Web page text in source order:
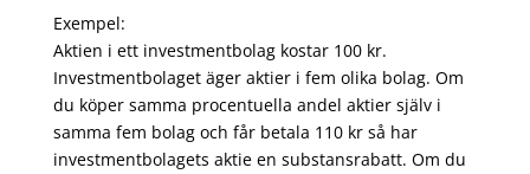
Exempel:
Aktien i ett investmentbolag kostar 100 kr.
Investmentbolaget äger aktier i fem olika bolag. Om
du köper samma procentuella andel aktier själv i
samma fem bolag och får betala 110 kr så har
investmentbolagets aktie en substansrabatt. Om du